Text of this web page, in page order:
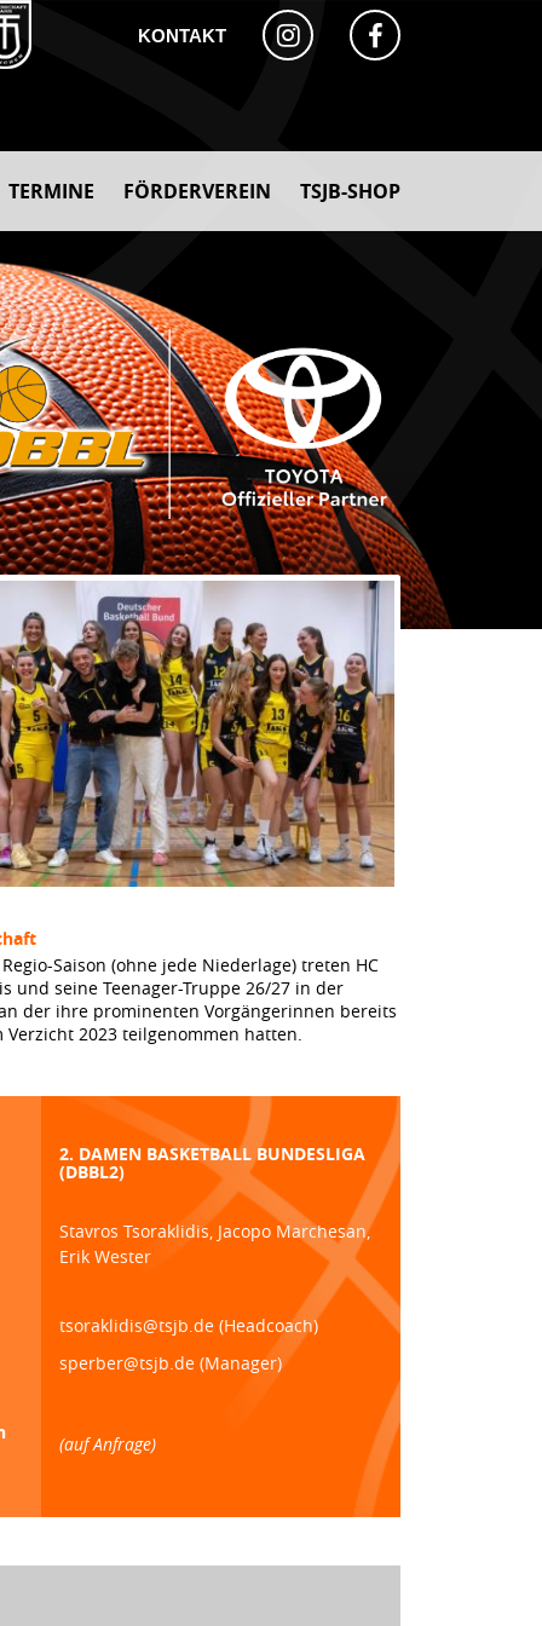
KONTAKT
TERMINE FÖRDERVEREIN TSJB-SHOP
Saison (ohne jede Niederlage) treten HC
und seine Teenager-Truppe 26/27 in der
der ihre prominenten Vorgängerinnen bereits
Verzicht 2023 teilgenommen hatten.
2. DAMEN BASKETBALL BUNDESLIGA
(DBBL2)
Stavros Tsoraklidis, Jacopo Marchesan,
Erik Wester
tsoraklidis@tsjb.de (Headcoach)
sperber@tsjb.de (Manager)
(auf Anfrage)